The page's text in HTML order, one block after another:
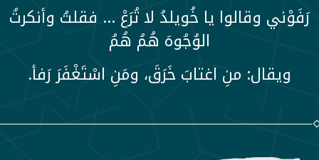
رَفَوْني وقالوا يا خُويلدُ لا تُرَعْ … فقلتُ وأنكرتُ
الوُجُوهَ هُمُ هُمُ
ويقال: منِ اغتابَ خَرَقَ، ومَنِ اسْتَغْفَرَ رَفأ.